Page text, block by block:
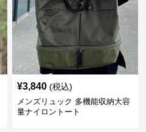
¥3,840 (税込)
メンズリュック 多機能収納大容
量ナイロントート